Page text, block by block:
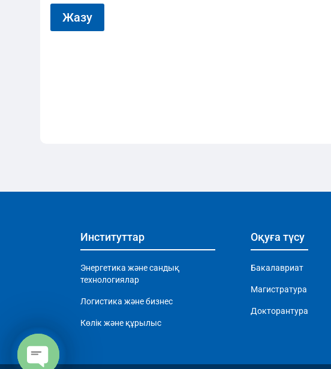
Жазу
Институттар
Энергетика және сандық
технологиялар
Логистика және бизнес
Көлік және құрылыс
Оқуға түсу
Бакалавриат
Магистратура
Докторантура